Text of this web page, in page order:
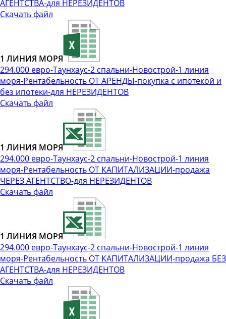
АГЕНТСТВА-для НЕРЕЗИДЕНТОВ
Скачать файл
1 ЛИНИЯ МОРЯ
294.000 евро-Таунхаус-2 спальни-Новострой-1 линия
моря-Рентабельность ОТ АРЕНДЫ-покупка с ипотекой и
без ипотеки-для НЕРЕЗИДЕНТОВ
Скачать файл
1 ЛИНИЯ МОРЯ
294.000 евро-Таунхаус-2 спальни-Новострой-1 линия
моря-Рентабельность ОТ КАПИТАЛИЗАЦИИ-продажа
ЧЕРЕЗ АГЕНТСТВО-для НЕРЕЗИДЕНТОВ
Скачать файл
1 ЛИНИЯ МОРЯ
294.000 евро-Таунхаус-2 спальни-Новострой-1 линия
моря-Рентабельность ОТ КАПИТАЛИЗАЦИИ-продажа БЕЗ
АГЕНТСТВА-для НЕРЕЗИДЕНТОВ
Скачать файл